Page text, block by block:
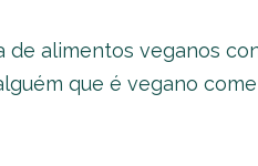
de alimentos veganos
que é vegano